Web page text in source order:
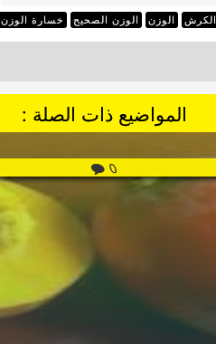
الكرش الوزن الوزن الصحيح خسارة الوزن
المواضيع ذات الصلة :
0